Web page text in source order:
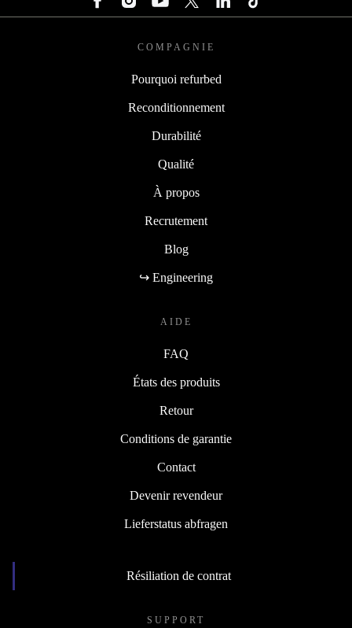
COMPAGNIE
Pourquoi refurbed
Reconditionnement
Durabilité
Qualité
À propos
Recrutement
Blog
↪ Engineering
AIDE
FAQ
États des produits
Retour
Conditions de garantie
Contact
Devenir revendeur
Lieferstatus abfragen
Résiliation de contrat
SUPPORT